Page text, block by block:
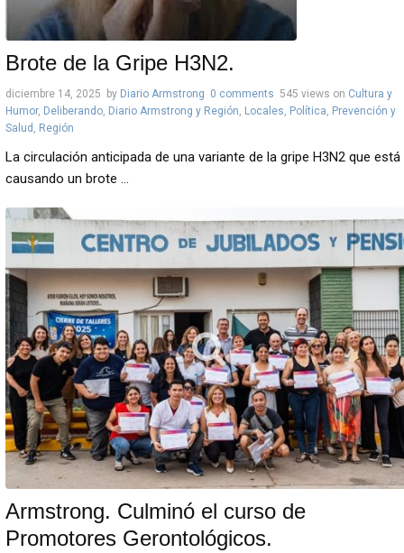
Brote de la Gripe H3N2.
diciembre 14, 2025 by Diario Armstrong 0 comments 545 views on Cultura y
Humor, Deliberando Diario Armstrong y Región Locales Política Prevención y
Salud
Región
La circulación anticipada de una variante de la gripe H3N2 que está
causando un brote ...
Armstrong. Culminó el curso de
Promotores Gerontológicos.